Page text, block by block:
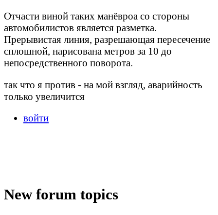
Отчасти виной таких манёвроа со стороны
автомобилистов является разметка.
Прерывистая линия, разрешающая пересечение
сплошной, нарисована метров за 10 до
непосредственного поворота.
так что я против - на мой взгляд, аварийность
только увеличится
войти
New forum topics